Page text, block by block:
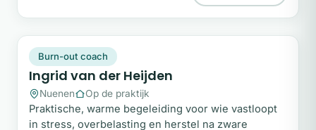
Plek beschikbaar
Burn-out coach
Ingrid van der Heijden
Nuenen Op de praktijk
Praktische, warme begeleiding voor wie vastloopt
in stress, overbelasting en herstel na zware